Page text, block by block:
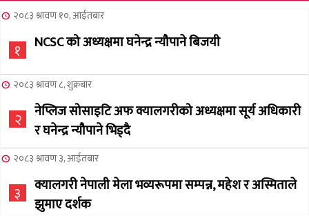
२०८३ श्रावण १०, आईतबार
१ NCSC को अध्यक्षमा घनेन्द्र न्यौपाने बिजयी
२०८३ श्रावण ८, शुक्रबार
२
नेप्लिज सोसाइटि अफ क्यालगरीको अध्यक्षमा सूर्य अधिकारी
र घनेन्द्र न्यौपाने भिड्दै
२०८३ श्रावण ३, आईतबार
३
क्यालगरी नेपाली मेला भव्यरूपमा सम्पन्न, महेश र अस्मिताले
झुमाए दर्शक